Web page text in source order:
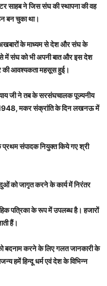
साहब ने जिस संघ की स्थापना की वह
बन चुका था।
अखबारों के माध्यम से देश और संघ के
में संघ को भी अपनी बात और इस देश
की आवश्यकता महसूस हुई।
जी ने तब के सरसंघचालक पूज्यनीय
1948, मकर संक्रांति के दिन लखनऊ में
प्रथम संपादक नियुक्त किये गए श्री
को जागृत करने के कार्य में निरंतर
पत्रिका के रूप में उपलब्ध है। हजारों
हैं।
बदनाम करने के लिए गलत जानकारी के
हमें हिन्दू धर्म एवं देश के विभिन्न